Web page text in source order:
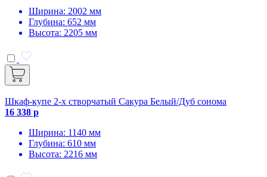
Ширина: 2002 мм
Глубина: 652 мм
Высота: 2205 мм
Шкаф-купе 2-х створчатый Сакура Белый/Дуб сонома
16 338 р
Ширина: 1140 мм
Глубина: 610 мм
Высота: 2216 мм